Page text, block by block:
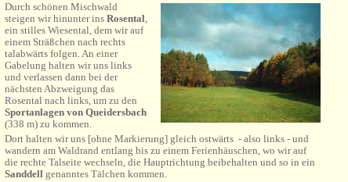
Durch schönen Mischwald
steigen wir hinunter ins Rosental,
ein stilles Wiesental, dem wir auf
einem Sträßchen nach rechts
talabwärts folgen. An einer
Gabelung halten wir uns links
und verlassen dann bei der
nächsten Abzweigung das
Rosental nach links, um zu den
Sportanlagen von Queidersbach
(338 m) zu kommen.
Dort halten wir uns [ohne Markierung] gleich ostwärts - also links - und
wandern am Waldrand entlang bis zu einem Ferienhäuschen, wo wir auf
die rechte Talseite wechseln, die Hauptrichtung beibehalten und so in ein
Sanddell genanntes Tälchen kommen.